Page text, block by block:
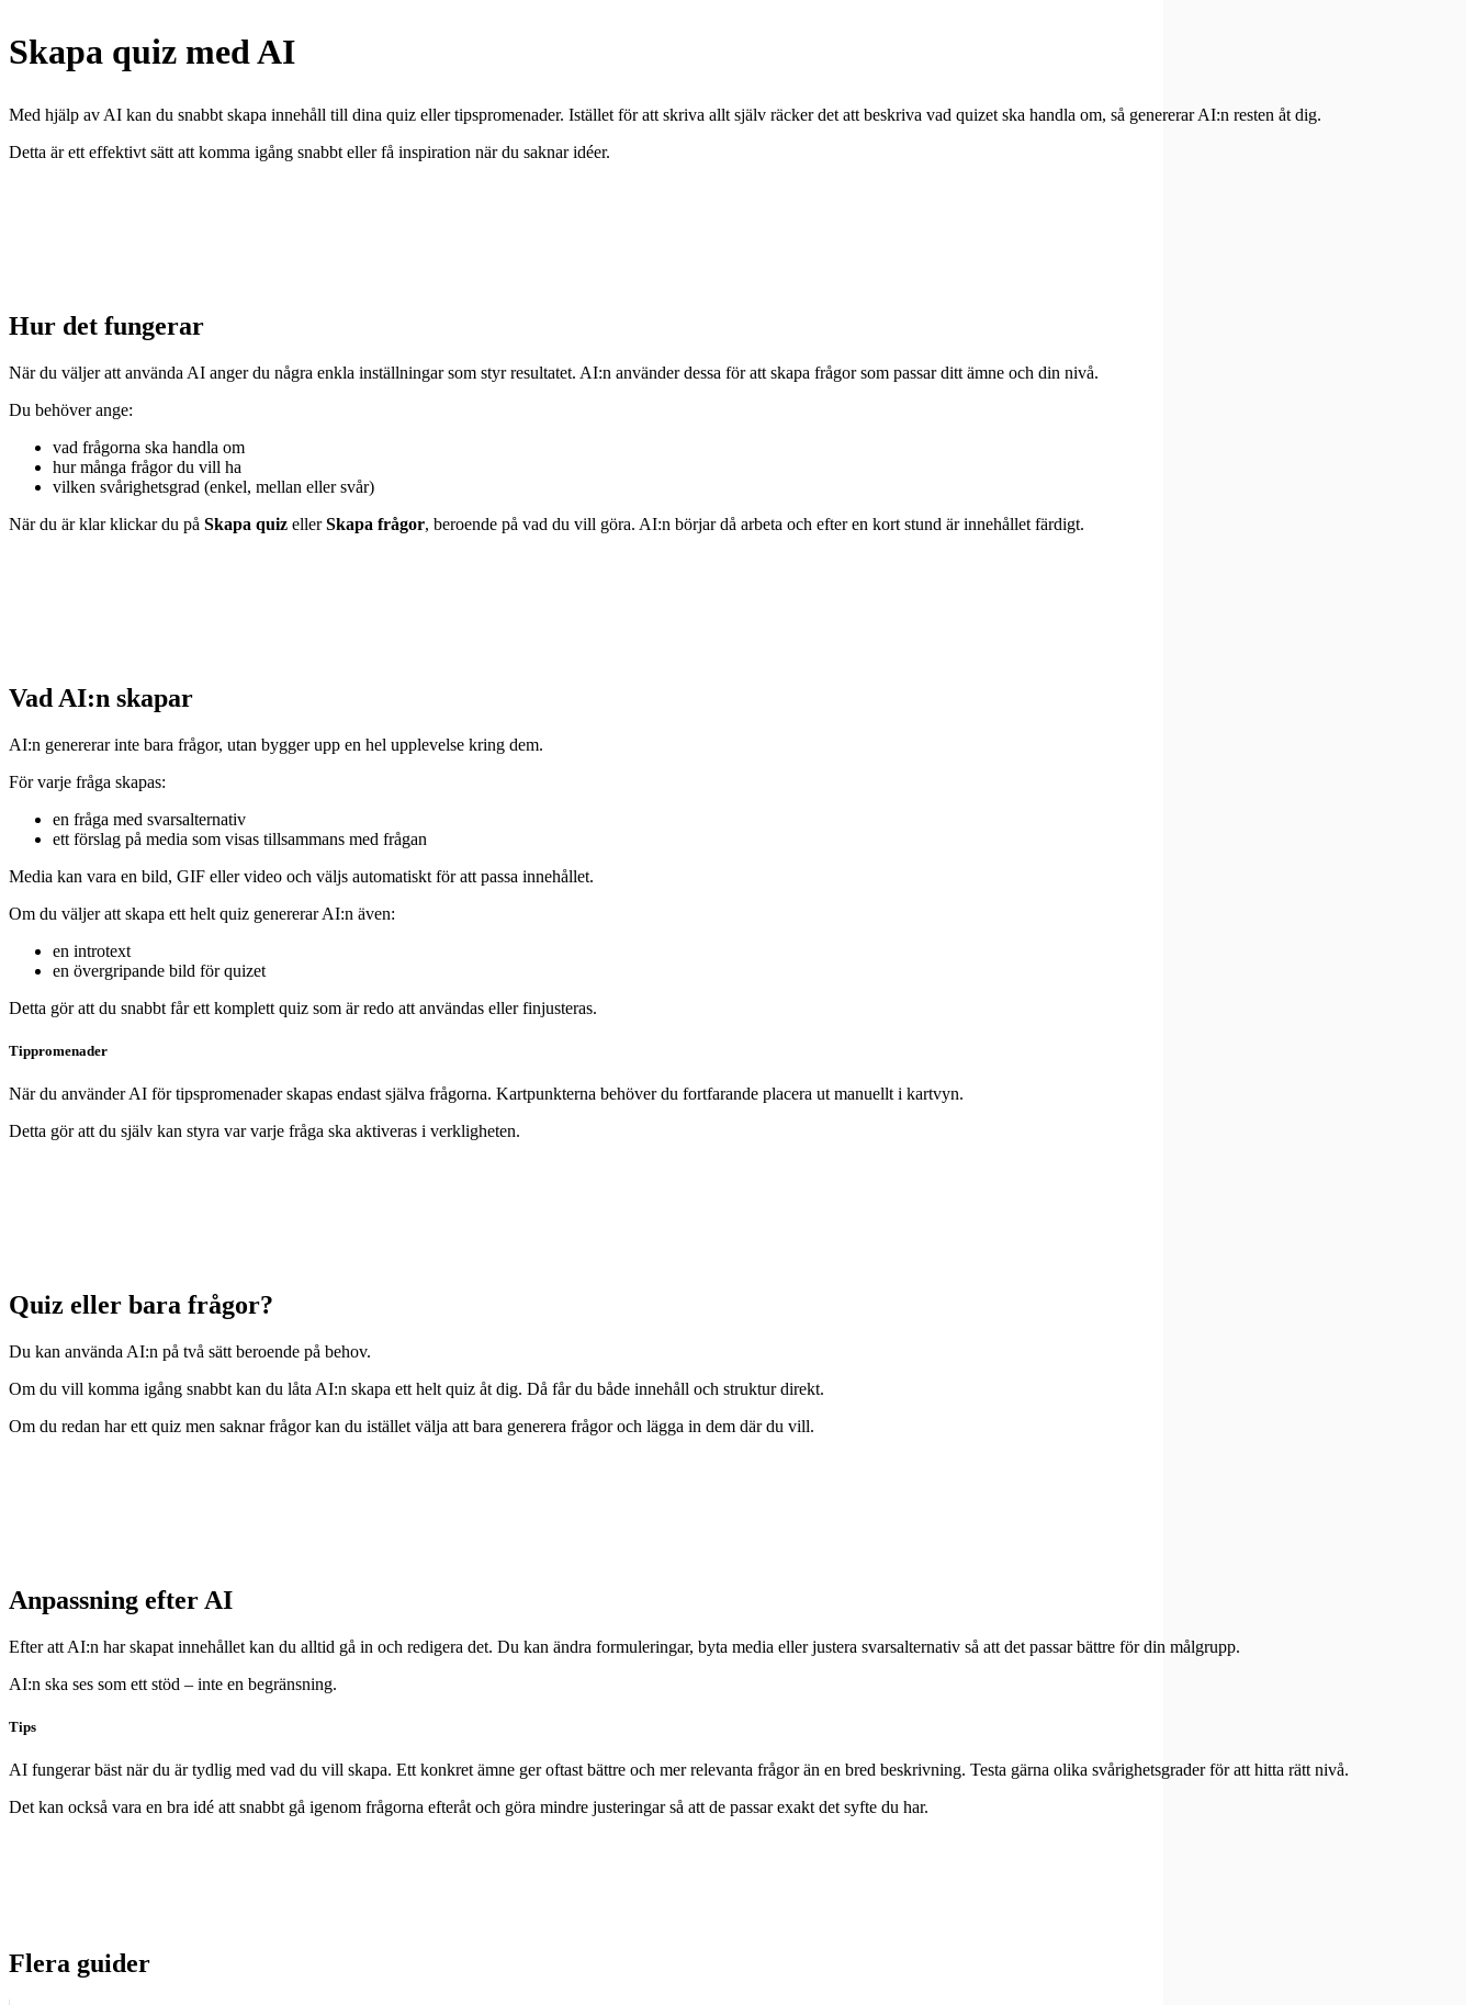
Skapa quiz med AI
Med hjälp av AI kan du snabbt skapa innehåll till dina quiz eller tipspromenader. Istället för att skriva allt själv räcker det att beskriva vad quizet ska handla om, så genererar AI:n resten åt dig.
Detta är ett effektivt sätt att komma igång snabbt eller få inspiration när du saknar idéer.
Hur det fungerar
När du väljer att använda AI anger du några enkla inställningar som styr resultatet. AI:n använder dessa för att skapa frågor som passar ditt ämne och din nivå.
Du behöver ange:
vad frågorna ska handla om
hur många frågor du vill ha
vilken svårighetsgrad (enkel, mellan eller svår)
När du är klar klickar du på Skapa quiz ellerSkapa frågor, beroende på vad du vill göra. AI:n börjar då arbeta och efter en kort stund är innehållet färdigt.
Vad AI:n skapar
AI:n genererar inte bara frågor, utan bygger upp en hel upplevelse kring dem.
För varje fråga skapas:
en fråga med svarsalternativ
ett förslag på media som visas tillsammans med frågan
Media kan vara en bild, GIF eller video och väljs automatiskt för att passa innehållet.
Om du väljer att skapa ett helt quiz genererar AI:n även:
en introtext
en övergripande bild för quizet
Detta gör att du snabbt får ett komplett quiz som är redo att användas eller finjusteras.
Tippromenader
När du använder AI för tipspromenader skapas endast själva frågorna. Kartpunkterna behöver du fortfarande placera ut manuellt i kartvyn.
Detta gör att du själv kan styra var varje fråga ska aktiveras i verkligheten.
Quiz eller bara frågor?
Du kan använda AI:n på två sätt beroende på behov.
Om du vill komma igång snabbt kan du låta AI:n skapa ett helt quiz åt dig. Då får du både innehåll och struktur direkt.
Om du redan har ett quiz men saknar frågor kan du istället välja att bara generera frågor och lägga in dem där du vill.
Anpassning efter AI
Efter att AI:n har skapat innehållet kan du alltid gå in och redigera det. Du kan ändra formuleringar, byta media eller justera svarsalternativ så att det passar bättre för din målgrupp.
AI:n ska ses som ett stöd – inte en begränsning.
Tips
AI fungerar bäst när du är tydlig med vad du vill skapa. Ett konkret ämne ger oftast bättre och mer relevanta frågor än en bred beskrivning. Testa gärna olika svårighetsgrader för att hitta rätt nivå.
Det kan också vara en bra idé att snabbt gå igenom frågorna efteråt och göra mindre justeringar så att de passar exakt det syfte du har.
Flera guider